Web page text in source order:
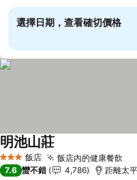
選擇日期，查看確切價格
3 星級 飯店 飯店內的健康餐飲查
明池山莊
7.6 蠻不錯 4,786 距離太